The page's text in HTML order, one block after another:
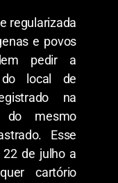
regularizada
e povos
pedir a
do local de
na
do mesmo
Esse
de julho a
cartório